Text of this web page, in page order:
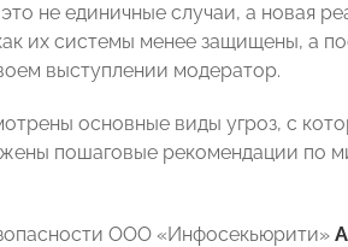
не единичные случаи, а новая
их системы менее защищены, а
выступлении модератор.
основные виды угроз, с
пошаговые рекомендации по
ООО «Инфосекьюрити»